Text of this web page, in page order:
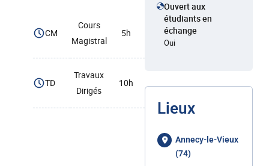
CM
Cours
Magistral
5h
TD
Travaux
Dirigés
10h
Ouvert aux
étudiants en
échange
Oui
Lieux
Annecy-le-Vieux
(74)